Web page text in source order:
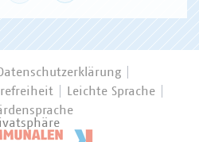
Datenschutzerklärung
Leichte Sprache